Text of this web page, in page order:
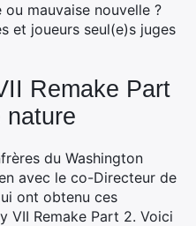
ou mauvaise nouvelle ?
et joueurs seul(e)s juges
Remake Part
nature
du Washington
avec le co-Directeur de
ont obtenu ces
VII Remake Part 2. Voici